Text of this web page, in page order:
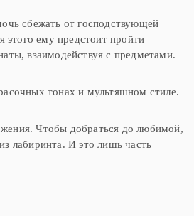
сбежать от господствующей
этого ему предстоит пройти
взаимодействуя с предметами.
тонах и мультяшном стиле.
Чтобы добраться до любимой,
лабиринта. И это лишь часть